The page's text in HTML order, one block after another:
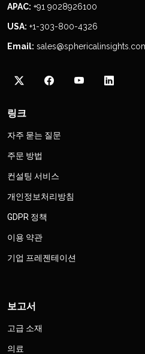
APAC: +91 9028926100
USA: +1-303-800-4326
Email:
링크
자주 묻는 질문
주문 방법
컨설팅 서비스
개인정보처리방침
GDPR 정책
이용 약관
기업 프레젠테이션
보고서
고급 소재
의료